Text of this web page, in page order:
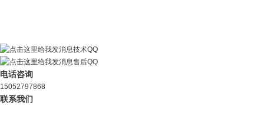
技术QQ
售后QQ
电话咨询
15052797868
联系我们